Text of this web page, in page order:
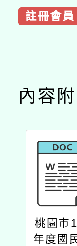
註冊會員
內容
桃園市
年度國